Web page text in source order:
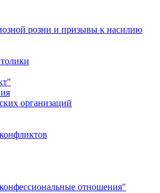
розни и призывы к насилию
организаций
отношения"